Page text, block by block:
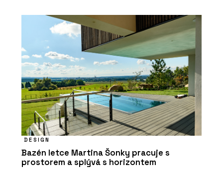
DESIGN
Bazén letce Martina Šonky pracuje s
prostorem a splývá s horizontem